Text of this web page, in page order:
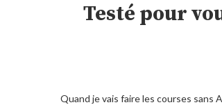
Testé pour
Quand je vais faire les courses sans